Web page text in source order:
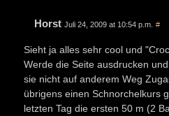
Horst Juli 24, 2009 at 10:54 p.m. #
Sieht ja alles sehr cool und
Werde die Seite ausdrucken
sie nicht auf anderem Weg
übrigens einen Schnorchelkurs
letzten Tag die ersten 50 m (2